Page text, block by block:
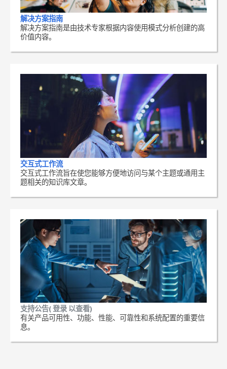
解决方案指南
解决方案指南是由技术专家根据内容使用模式分析创建的高
价值内容。
交互式工作流
交互式工作流旨在使您能够方便地访问与某个主题或通用主
题相关的知识库文章。
支持公告( 登录 以查看)
有关产品可用性、功能、性能、可靠性和系统配置的重要信
息。